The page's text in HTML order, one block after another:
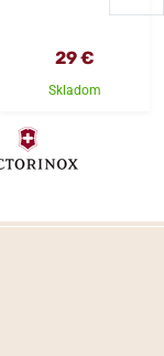
29 €
Skladom